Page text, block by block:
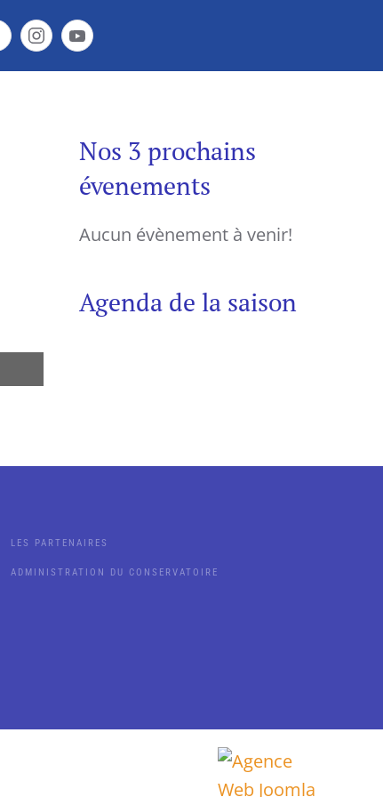
Nos 3 prochains
évenements
Aucun évènement à venir!
Agenda de la saison
LES PARTENAIRES
ADMINISTRATION DU CONSERVATOIRE